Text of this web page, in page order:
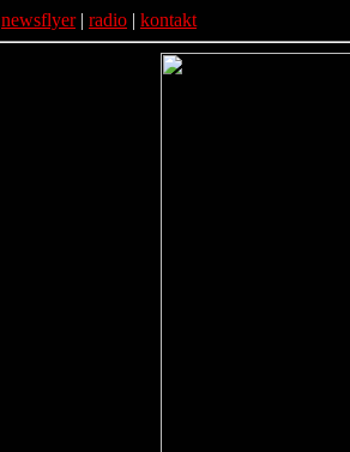
newsflyer| radio | kontakt